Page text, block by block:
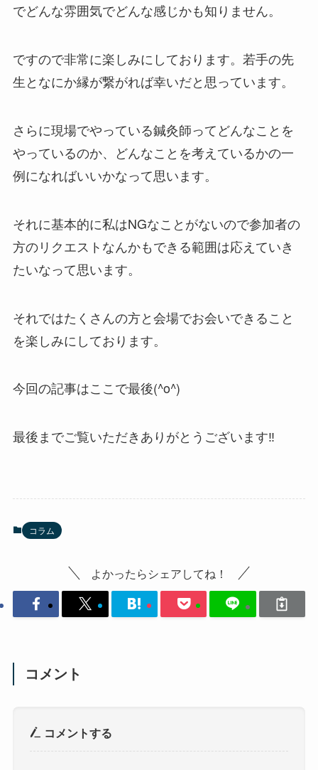
でどんな雰囲気でどんな感じかも知りません。
ですので非常に楽しみにしております。若手の先
生となにか縁が繋がれば幸いだと思っています。
さらに現場でやっている鍼灸師ってどんなことを
やっているのか、どんなことを考えているかの一
例になればいいかなって思います。
それに基本的に私はNGなことがないので参加者の
方のリクエストなんかもできる範囲は応えていき
たいなって思います。
それではたくさんの方と会場でお会いできること
を楽しみにしております。
今回の記事はここで最後(^o^)
最後までご覧いただきありがとうございます‼
コラム
よかったらシェアしてね！
コメント
コメントする